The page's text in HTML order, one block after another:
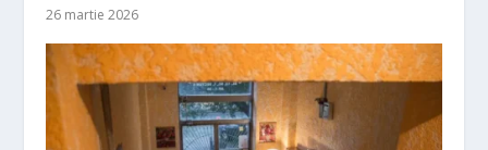
26 martie 2026